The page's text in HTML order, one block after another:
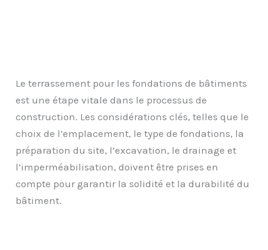
Le terrassement pour les fondations de bâtiments
est une étape vitale dans le processus de
construction. Les considérations clés, telles que le
choix de l’emplacement, le type de fondations, la
préparation du site, l’excavation, le drainage et
l’imperméabilisation, doivent être prises en
compte pour garantir la solidité et la durabilité du
bâtiment.